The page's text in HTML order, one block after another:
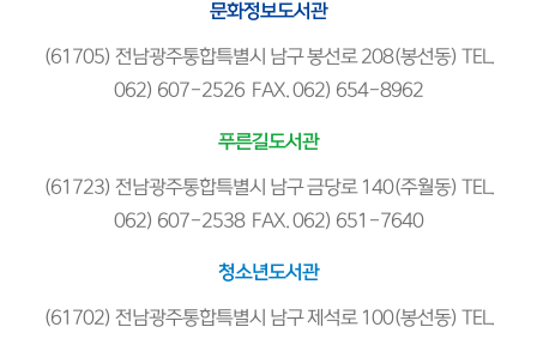
문화정보도서관
(61705) 전남광주통합특별시 남구 봉선로 208(봉선동) TEL.
062) 607-2526 FAX. 062) 654-8962
푸른길도서관
(61723) 전남광주통합특별시 남구 금당로 140(주월동) TEL.
062) 607-2538 FAX. 062) 651-7640
청소년도서관
(61702) 전남광주통합특별시 남구 제석로 100(봉선동) TEL.